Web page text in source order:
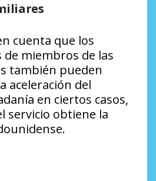
cuenta que los
de miembros de las
también pueden
aceleración del
en ciertos casos,
servicio obtiene la